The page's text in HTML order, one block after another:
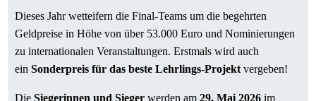
Dieses Jahr wetteifern die Final-Teams um die begehrten
Geldpreise in Höhe von über 53.000 Euro und Nominierungen
zu internationalen Veranstaltungen. Erstmals wird auch
ein Sonderpreis für das beste Lehrlings-Projekt vergeben!
Die Siegerinnen und Sieger werden am 29. Mai 2026 im